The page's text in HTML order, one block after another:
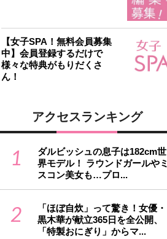
【女子SPA！無料会員募集
中】会員登録するだけで
様々な特典がもりだくさ
ん！
アクセスランキング
1
ダルビッシュの息子は182cm世
界モデル！ ラウンドガールやミ
スコン美女も…プロ...
2
「ほぼ自炊」って驚き！女優・
黒木華が献立365日を全公開、
「特製おにぎり」からマ...